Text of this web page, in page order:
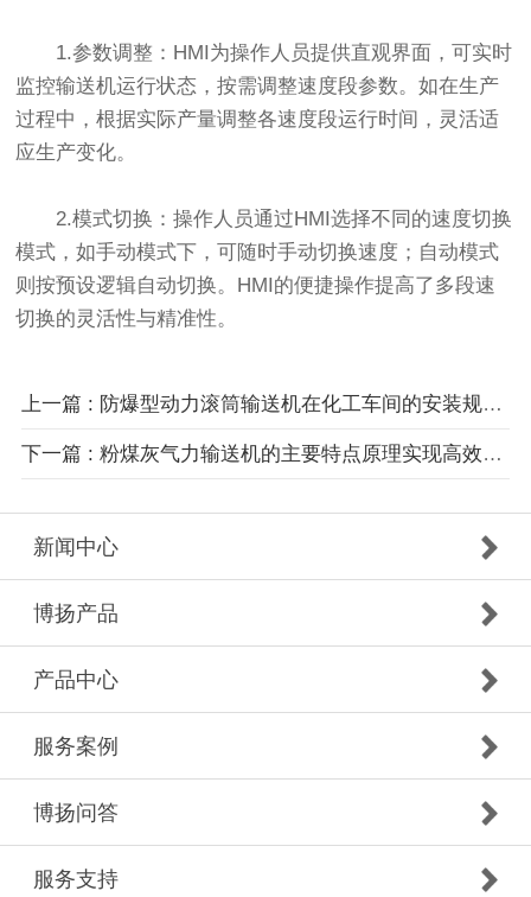
1.参数调整：HMI为操作人员提供直观界面，可实时
监控输送机运行状态，按需调整速度段参数。如在生产
过程中，根据实际产量调整各速度段运行时间，灵活适
应生产变化。
2.模式切换：操作人员通过HMI选择不同的速度切换
模式，如手动模式下，可随时手动切换速度；自动模式
则按预设逻辑自动切换。HMI的便捷操作提高了多段速
切换的灵活性与精准性。
上一篇 : 防爆型动力滚筒输送机在化工车间的安装规范有哪些特殊要求？
下一篇 : 粉煤灰气力输送机的主要特点原理实现高效率输送
新闻中心
博扬产品
产品中心
服务案例
博扬问答
服务支持